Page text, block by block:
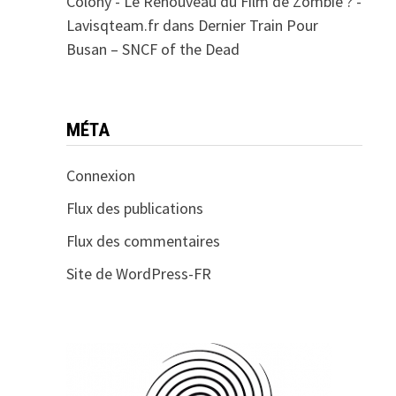
Lavisqteam.frdans Dernier Train Pour
Busan – SNCF of the Dead
MÉTA
Connexion
Flux des publications
Flux des commentaires
Site de WordPress-FR